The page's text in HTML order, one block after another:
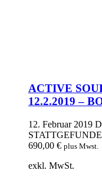
ACTIVE
12.2.2019 –
12. Februar 2019
690,00 € plus Mwst.
exkl. MwSt.